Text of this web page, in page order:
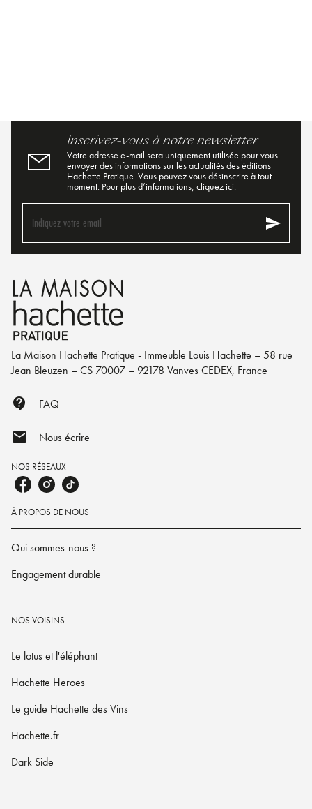
Inscrivez-vous à notre newsletter
Votre adresse e-mail sera uniquement utilisée pour vous
envoyer des informations sur les actualités des éditions
Hachette Pratique. Vous pouvez vous désinscrire à tout
moment. Pour plus d’informations, cliquez ici.
Indiquez votre email send
La Maison Hachette Pratique - Immeuble Louis Hachette – 58 rue
Jean Bleuzen – CS 70007 – 92178 Vanves CEDEX, France
contact_support FAQ
mail Nous écrire
NOS RÉSEAUX
À PROPOS DE NOUS
Qui sommes-nous ?
Engagement durable
NOS VOISINS
Le lotus et l'éléphant
Hachette Heroes
Le guide Hachette des Vins
Hachette.fr
Dark Side